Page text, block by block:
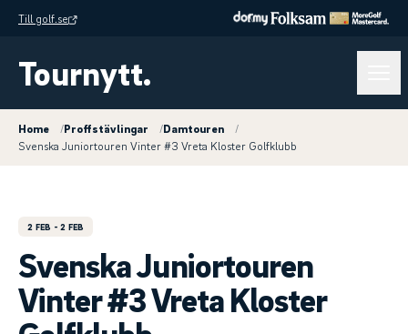
Till golf.se
Tournytt.
Home /Proffstävlingar /Damtouren
/
Svenska Juniortouren Vinter #3 Vreta Kloster Golfklubb
2 FEB - 2 FEB
Svenska Juniortouren
Vinter #3 Vreta Kloster